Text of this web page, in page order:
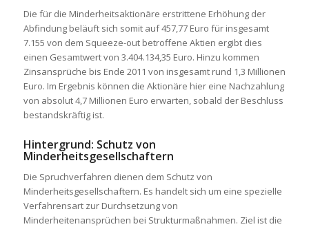
Die für die Minderheitsaktionäre erstrittene Erhöhung der
Abfindung beläuft sich somit auf 457,77 Euro für insgesamt
7.155 von dem Squeeze-out betroffene Aktien ergibt dies
einen Gesamtwert von 3.404.134,35 Euro. Hinzu kommen
Zinsansprüche bis Ende 2011 von insgesamt rund 1,3 Millionen
Euro. Im Ergebnis können die Aktionäre hier eine Nachzahlung
von absolut 4,7 Millionen Euro erwarten, sobald der Beschluss
bestandskräftig ist.
Hintergrund: Schutz von
Minderheitsgesellschaftern
Die Spruchverfahren dienen dem Schutz von
Minderheitsgesellschaftern. Es handelt sich um eine spezielle
Verfahrensart zur Durchsetzung von
Minderheitenansprüchen bei Strukturmaßnahmen. Ziel ist die